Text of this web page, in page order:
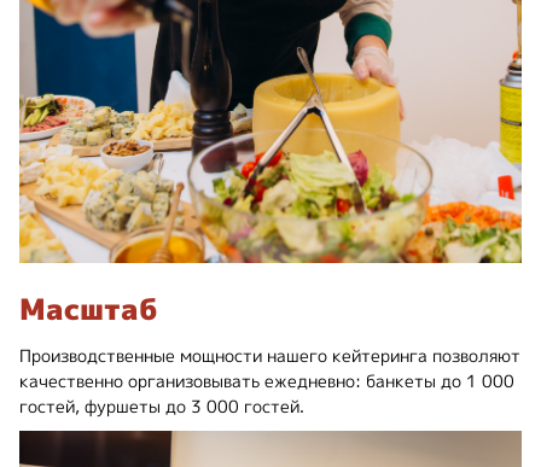
Масштаб
Производственные мощности нашего кейтеринга позволяют
качественно организовывать ежедневно: банкеты до 1 000
гостей, фуршеты до 3 000 гостей.